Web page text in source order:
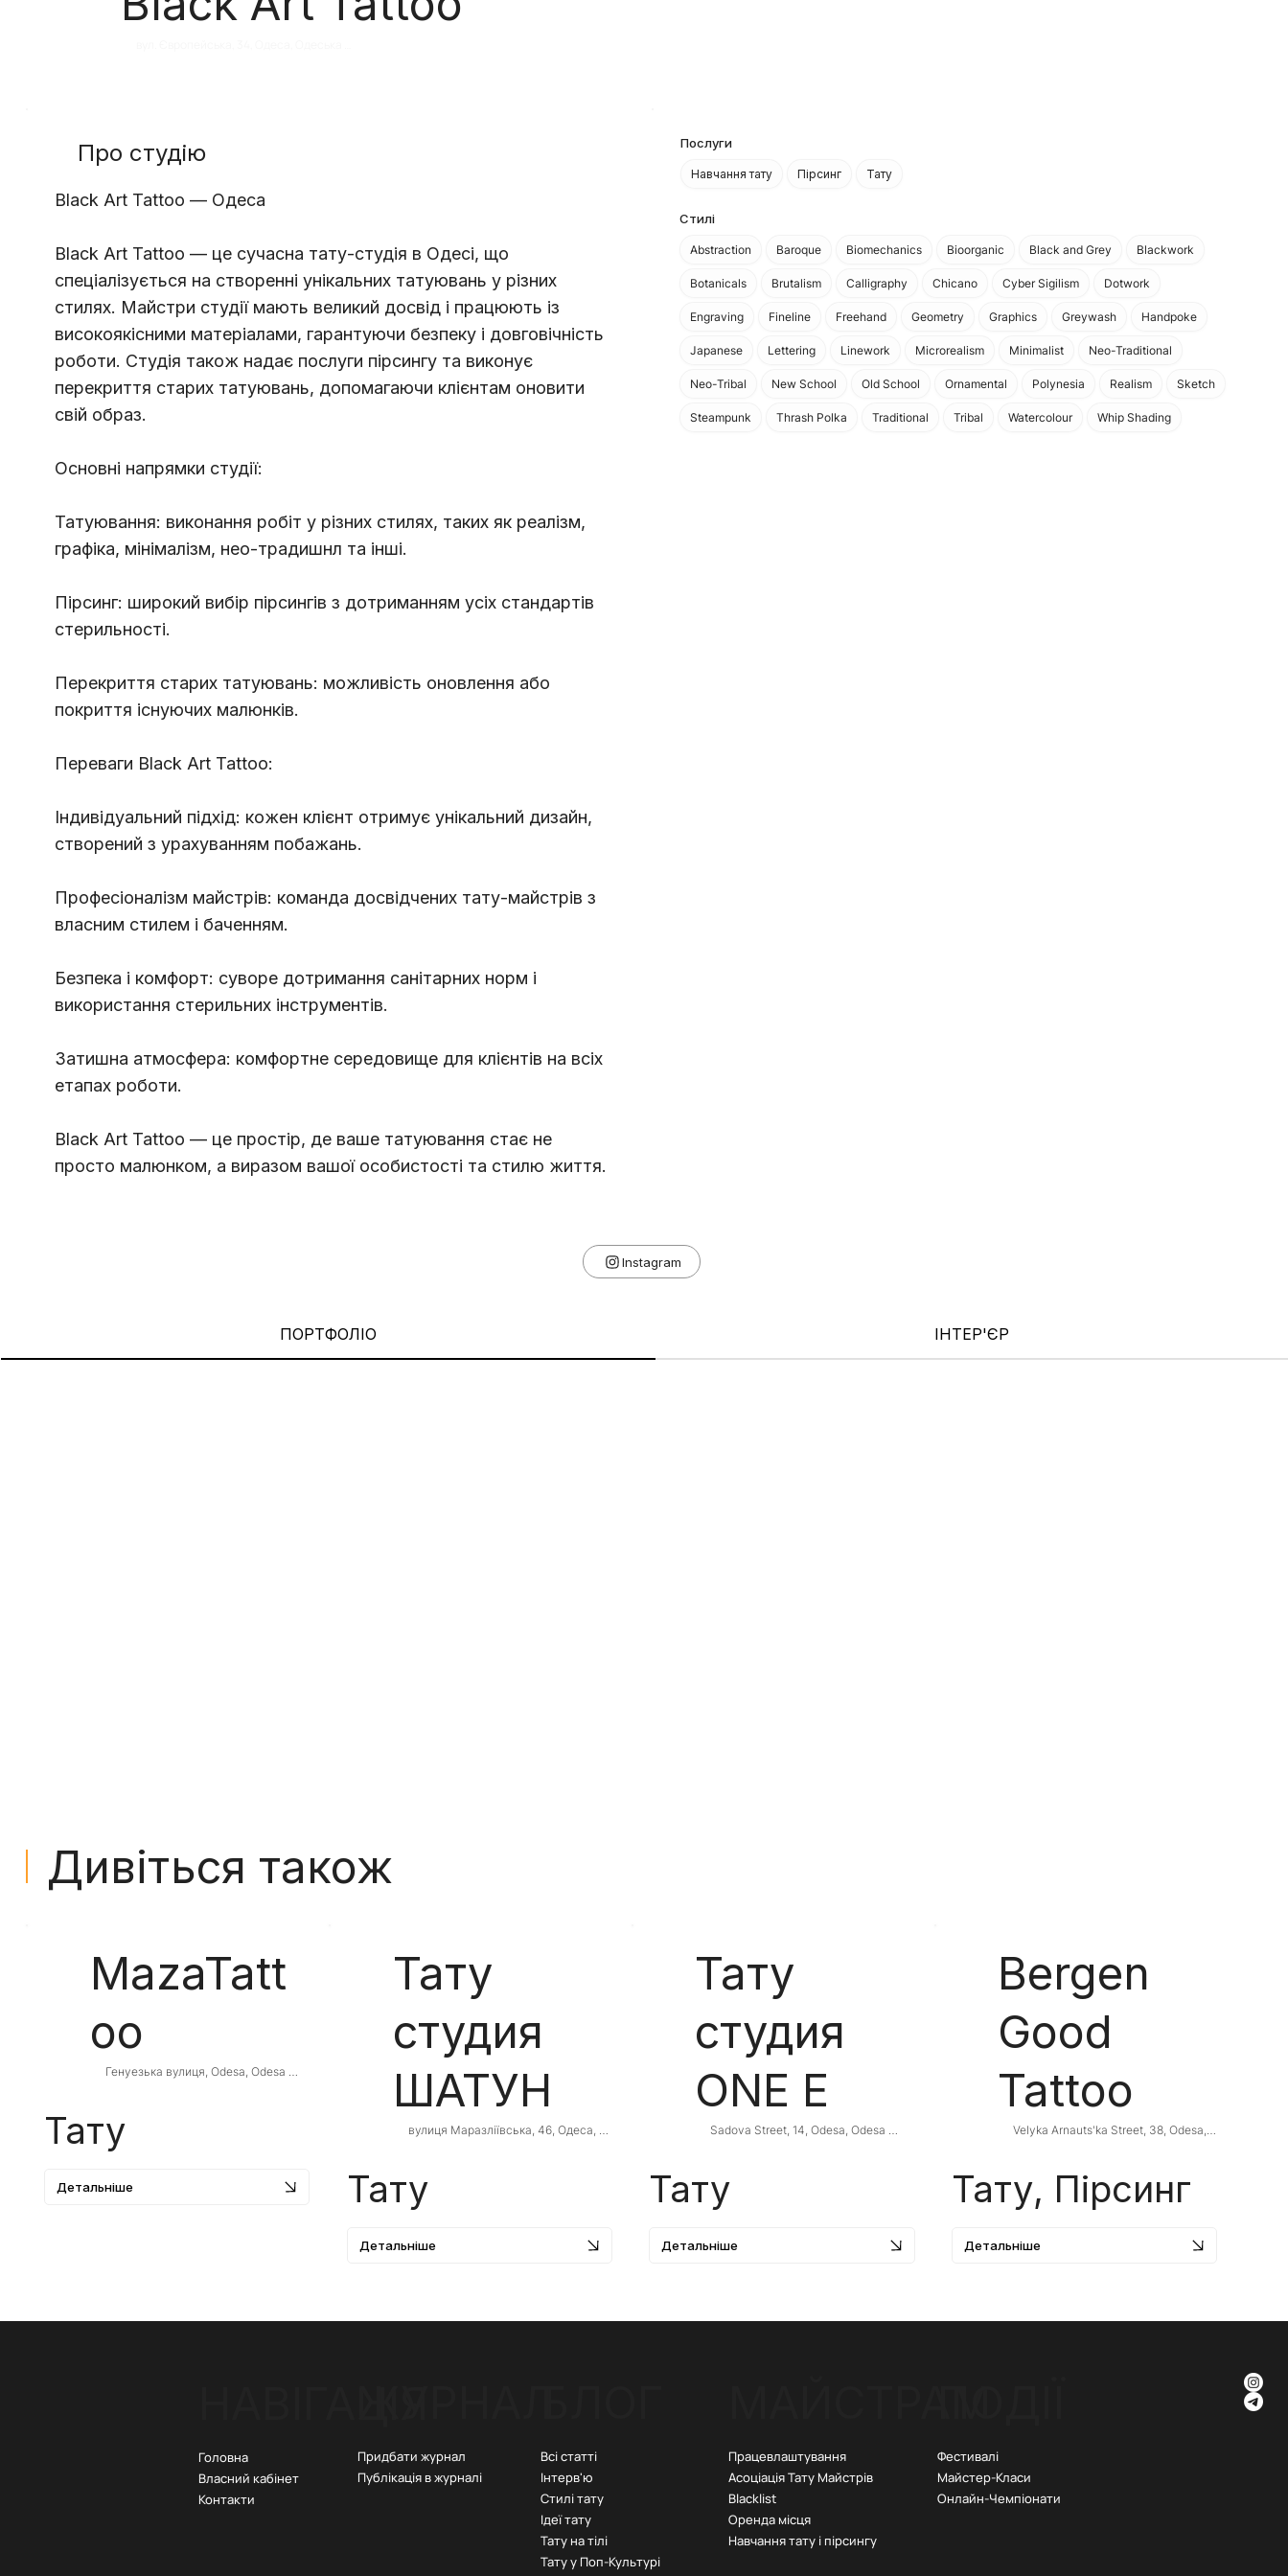
Про студію
Black Art Tattoo — Одеса
Black Art Tattoo — це сучасна тату-студія в Одесі, що
спеціалізується на створенні унікальних татуювань у різних
стилях. Майстри студії мають великий досвід і працюють із
високоякісними матеріалами, гарантуючи безпеку і довговічність
роботи. Студія також надає послуги пірсингу та виконує
перекриття старих татуювань, допомагаючи клієнтам оновити
свій образ.
Основні напрямки студії:
Татуювання: виконання робіт у різних стилях, таких як реалізм,
графіка, мінімалізм, нео-традишнл та інші.
Пірсинг: широкий вибір пірсингів з дотриманням усіх стандартів
стерильності.
Перекриття старих татуювань: можливість оновлення або
покриття існуючих малюнків.
Переваги Black Art Tattoo:
Індивідуальний підхід: кожен клієнт отримує унікальний дизайн,
створений з урахуванням побажань.
Професіоналізм майстрів: команда досвідчених тату-майстрів з
власним стилем і баченням.
Безпека і комфорт: суворе дотримання санітарних норм і
використання стерильних інструментів.
Затишна атмосфера: комфортне середовище для клієнтів на всіх
етапах роботи.
Black Art Tattoo — це простір, де ваше татуювання стає не
просто малюнком, а виразом вашої особистості та стилю життя.
Послуги
Навчання тату Пірсинг Тату
Стилі
Abstraction Baroque Biomechanics Bioorganic Black and Grey Blackwork
Botanicals Brutalism Calligraphy Chicano Cyber Sigilism Dotwork
Engraving Fineline Freehand Geometry Graphics Greywash Handpoke
Japanese Lettering Linework Microrealism Minimalist Neo-Traditional
Neo-Tribal New School Old School Ornamental Polynesia Realism Sketch
Steampunk Thrash Polka Traditional Tribal Watercolour Whip Shading
ПОРТФОЛІО ІНТЕР'ЄР
Дивіться також
MazaTatt
oo
Генуезька вулиця, Odesa, Odesa
Тату
Детальніше
Тату
студия
ШАТУН
вулиця Маразліївська, 46, Одеса,
Тату
Детальніше
Тату
студия
ONE E
Sadova Street, 14, Odesa, Odesa
Тату
Детальніше
Bergen
Good
Tattoo
Velyka Arnauts'ka Street, 38, Odesa,
Тату, Пірсинг
Детальніше
Головна
Власний кабінет
Контакти
Придбати журнал
Публікація в журналі
Всі статті
Інтерв'ю
Стилі тату
Ідеї тату
Тату на тілі
Тату у Поп-Культурі
Працевлаштування
Асоціація Тату Майстрів
Blacklist
Оренда місця
Навчання тату і пірсингу
Фестивалі
Майстер-Класи
Онлайн-Чемпіонати